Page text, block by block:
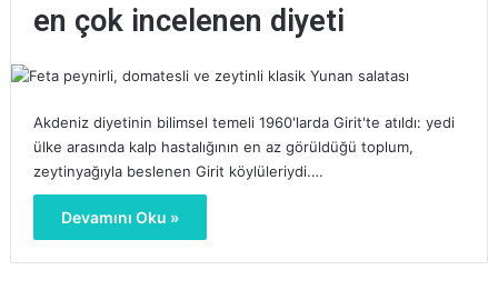
en çok incelenen diyeti
Akdeniz diyetinin bilimsel temeli 1960'larda Girit'te atıldı: yedi
ülke arasında kalp hastalığının en az görüldüğü toplum,
zeytinyağıyla beslenen Girit köylüleriydi.…
Devamını Oku »